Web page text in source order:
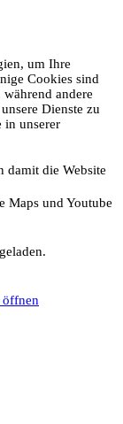
um Ihre
Cookies sind
andere
Dienste zu
in unserer
damit die Website
Maps und Youtube